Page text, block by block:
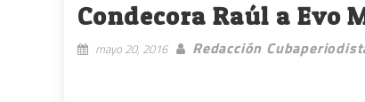
Condecora Raúl a Evo
mayo 20, 2016 Redacción